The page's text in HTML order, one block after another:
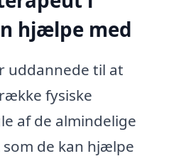
hjælpe med
uddannede til at
fysiske
af de almindelige
de kan hjælpe